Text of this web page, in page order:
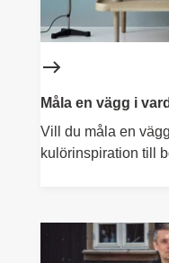
Måla en vägg i
Vill du måla en
kulörinspiration till